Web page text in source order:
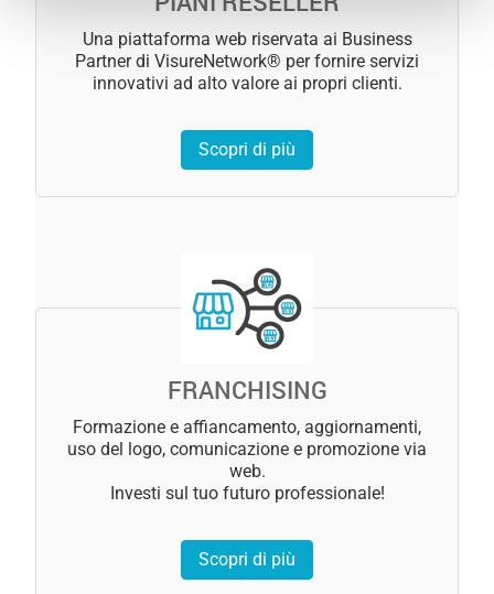
Una piattaforma web riservata ai Business
Partner di VisureNetwork® per fornire servizi
innovativi ad alto valore ai propri clienti.
Scopri di più
FRANCHISING
Formazione e affiancamento, aggiornamenti,
uso del logo, comunicazione e promozione via
web.
Investi sul tuo futuro professionale!
Scopri di più